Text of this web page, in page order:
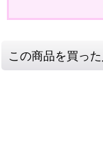
この商品を買っ